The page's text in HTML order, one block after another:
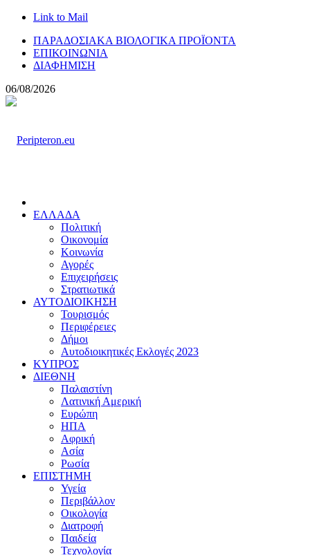
Link to Mail
ΠΑΡΑΔΟΣΙΑΚΑ ΒΙΟΛΟΓΙΚΑ ΠΡΟΪΟΝΤΑ
ΕΠΙΚΟΙΝΩΝΙΑ
ΔΙΑΦΗΜΙΣΗ
06/08/2026
ΕΛΛΑΔΑ
Πολιτική
Οικονομία
Κοινωνία
Αγορές
Επιχειρήσεις
Στρατιωτικά
ΑΥΤΟΔΙΟΙΚΗΣΗ
Τουρισμός
Περιφέρειες
Δήμοι
Αυτοδιοικητικές Εκλογές 2023
ΚΥΠΡΟΣ
ΔΙΕΘΝΗ
Παλαιστίνη
Λατινική Αμερική
Ευρώπη
ΗΠΑ
Αφρική
Ασία
Ρωσία
ΕΠΙΣΤΗΜΗ
Υγεία
Περιβάλλον
Οικολογία
Διατροφή
Παιδεία
Τεχνολογία